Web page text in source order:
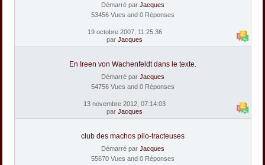
Démarré par Jacques
53456 Vues and 0 Réponses
19 octobre 2007, 11:25:36
par Jacques
En Ireen von Wachenfeldt dans le texte.
Démarré par Jacques
54756 Vues and 0 Réponses
13 novembre 2012, 07:14:03
par Jacques
club des machos pilo-tracteuses
Démarré par Jacques
55670 Vues and 0 Réponses